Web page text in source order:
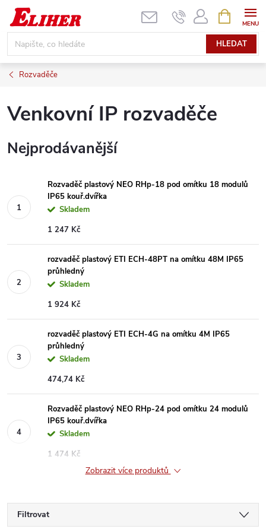
Přejít
obsah
HLEDAT
NÁKUPNÍ
KOŠÍK
Rozvaděče
Venkovní IP rozvaděče
Nejprodávanější
Rozvaděč plastový NEO RHp-18 pod omítku 18 modulů
IP65 kouř.dvířka
Skladem
1 247 Kč
rozvaděč plastový ETI ECH-48PT na omítku 48M IP65
průhledný
Skladem
1 924 Kč
rozvaděč plastový ETI ECH-4G na omítku 4M IP65
průhledný
Skladem
474,74 Kč
Rozvaděč plastový NEO RHp-24 pod omítku 24 modulů
IP65 kouř.dvířka
Skladem
1 474 Kč
Zobrazit více produktů
Filtrovat